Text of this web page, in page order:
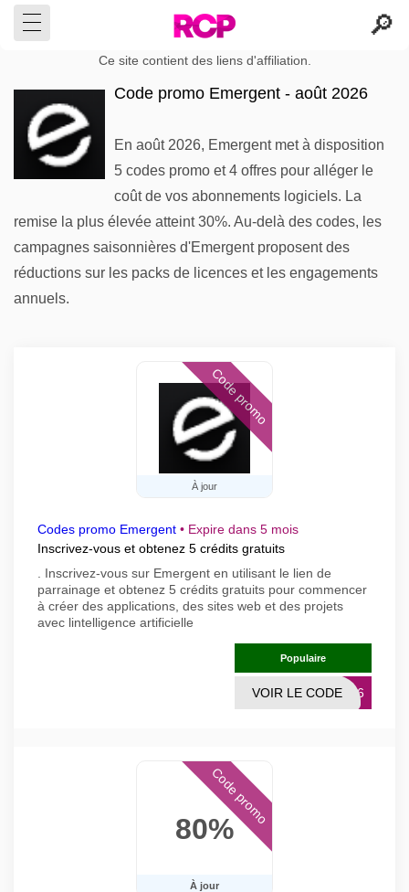
Ce site contient des liens d'affiliation.
Code promo Emergent - août 2026
En août 2026, Emergent met à disposition
5 codes promo et 4 offres pour alléger le
coût de vos abonnements logiciels. La
remise la plus élevée atteint 30%. Au-delà des codes, les
campagnes saisonnières d'Emergent proposent des
réductions sur les packs de licences et les engagements
annuels.
À jour
Code promo
Codes promo Emergent • Expire dans 5 mois
Inscrivez-vous et obtenez 5 crédits gratuits
. Inscrivez-vous sur Emergent en utilisant le lien de
parrainage et obtenez 5 crédits gratuits pour commencer
à créer des applications, des sites web et des projets
avec lintelligence artificielle
Populaire
7146
VOIR LE CODE
80%
À jour
Code promo